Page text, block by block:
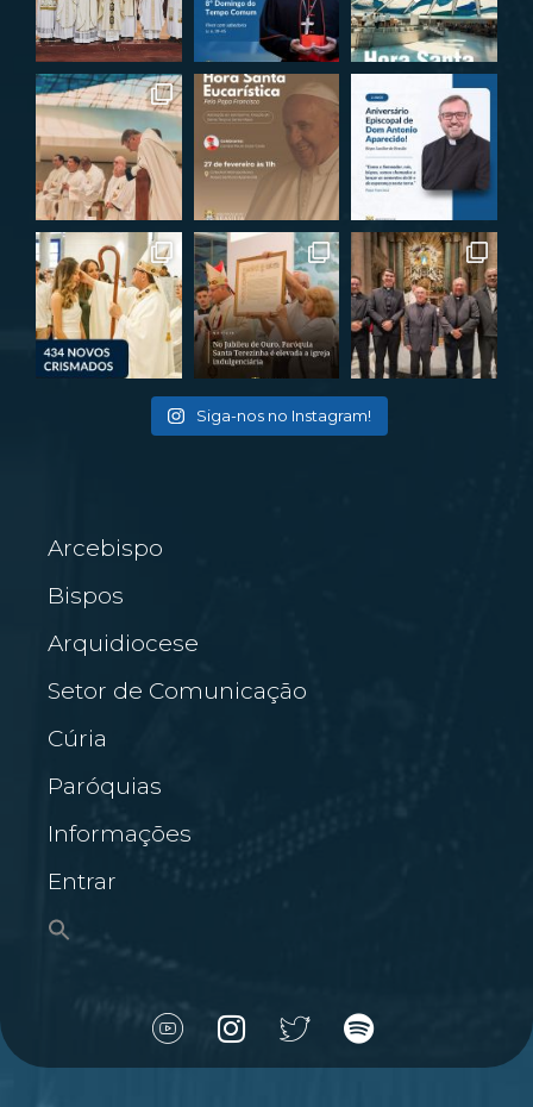
Siga-nos no Instagram!
Arcebispo
Bispos
Arquidiocese
Setor de Comunicação
Cúria
Paróquias
Informações
Entrar